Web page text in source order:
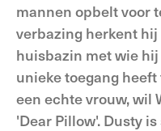
mannen opbelt voor
verbazing herkent
huisbazin met wie
unieke toegang
een echte vrouw, wil
'Dear Pillow'. Dusty